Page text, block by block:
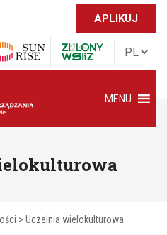
APLIKUJ
MENU
> Uczelnia wielokulturowa